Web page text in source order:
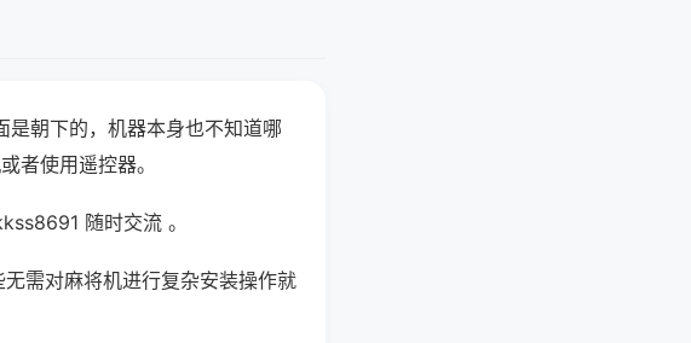
朝下的，机器本身也不知道哪
者使用遥控器。
随时交流 。
需对麻将机进行复杂安装操作就